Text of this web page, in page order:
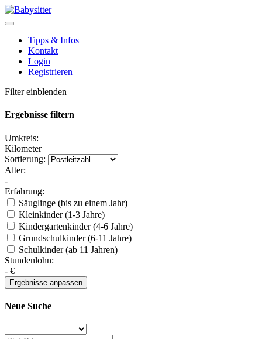
Tipps & Infos
Kontakt
Login
Registrieren
Filter einblenden
Ergebnisse filtern
Umkreis:
Kilometer
Sortierung:
Alter:
-
Erfahrung:
Säuglinge (bis zu einem Jahr)
Kleinkinder (1-3 Jahre)
Kindergartenkinder (4-6 Jahre)
Grundschulkinder (6-11 Jahre)
Schulkinder (ab 11 Jahren)
Stundenlohn:
- €
Neue Suche